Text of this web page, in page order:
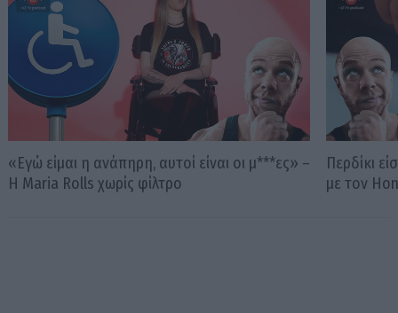
«Εγώ είμαι η ανάπηρη, αυτοί είναι οι μ***ες» –
Η Maria Rolls χωρίς φίλτρο
Περδίκι
με τον